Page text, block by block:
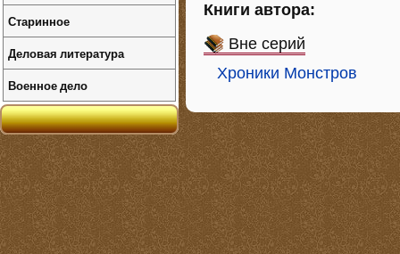
Книги автора:
Вне серий
Хроники Монстров
Старинное
Деловая литература
Военное дело